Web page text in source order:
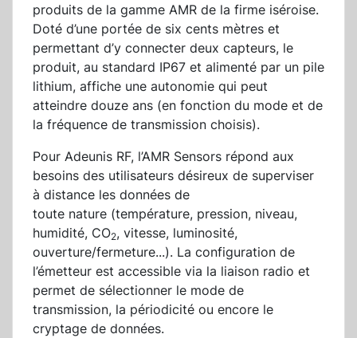
produits de la gamme AMR de la firme iséroise.
Doté d’une portée de six cents mètres et
permettant d’y connecter deux capteurs, le
produit, au standard IP67 et alimenté par un pile
lithium, affiche une autonomie qui peut
atteindre douze ans (en fonction du mode et de
la fréquence de transmission choisis).
Pour Adeunis RF, l’AMR Sensors répond aux
besoins des utilisateurs désireux de superviser
à distance les données de
toute nature (température, pression, niveau,
humidité, CO2, vitesse, luminosité,
ouverture/fermeture...). La configuration de
l’émetteur est accessible via la liaison radio et
permet de sélectionner le mode de
transmission, la périodicité ou encore le
cryptage de données.